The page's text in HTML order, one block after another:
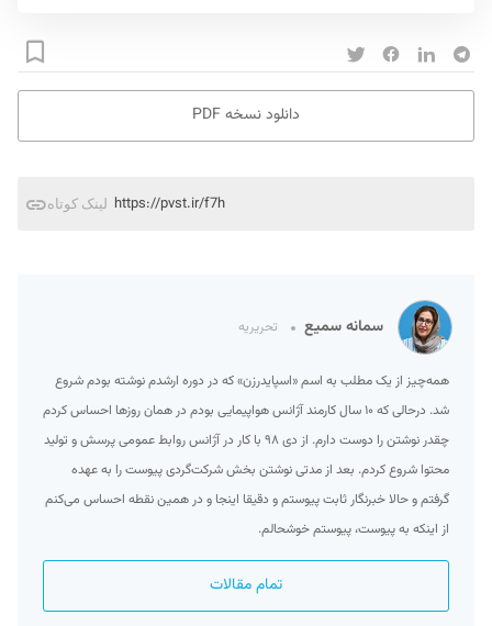
دانلود نسخه PDF
لینک کوتاه https://pvst.ir/f7h
سمانه سمیع تحریریه
همه‌چیز از یک مطلب به اسم «اسپایدرزن» که در دوره ارشدم نوشته بودم شروع
شد. درحالی که ۱۰ سال کارمند آژانس هواپیمایی بودم در همان روزها احساس کردم
چقدر نوشتن را دوست دارم. از دی ۹۸ با کار در آژانس روابط عمومی پرسش و تولید
محتوا شروع کردم. بعد از مدتی نوشتن بخش شرکت‌گردی پیوست را به عهده
گرفتم و حالا خبرنگار ثابت پیوستم و دقیقا اینجا و در همین نقطه احساس می‌کنم
از اینکه به پیوست، پیوستم خوشحالم.
تمام مقالات